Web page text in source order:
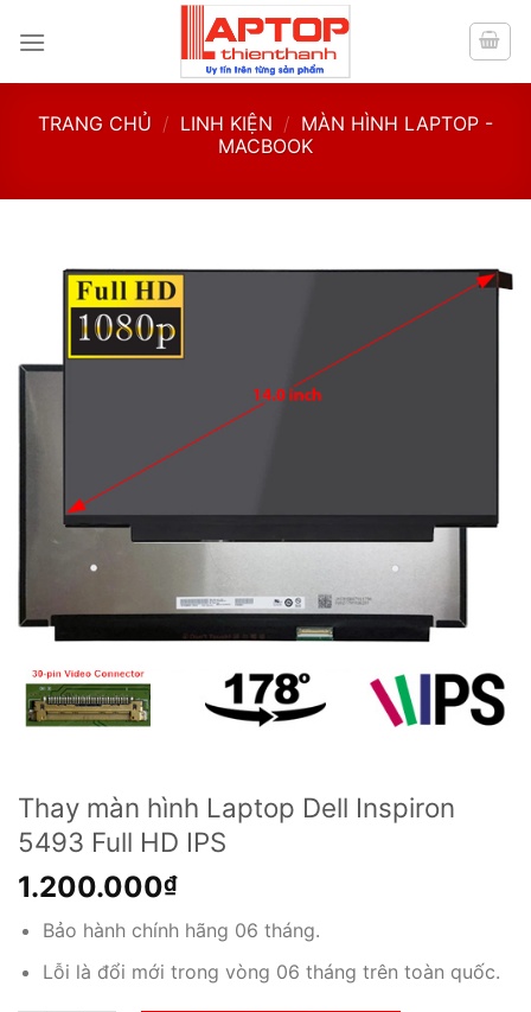
TRANG CHỦ / LINH KIỆN / MÀN HÌNH LAPTOP -
MACBOOK
Thay màn hình Laptop Dell Inspiron
5493 Full HD IPS
1.200.000₫
Bảo hành chính hãng 06 tháng.
Lỗi là đổi mới trong vòng 06 tháng trên toàn quốc.